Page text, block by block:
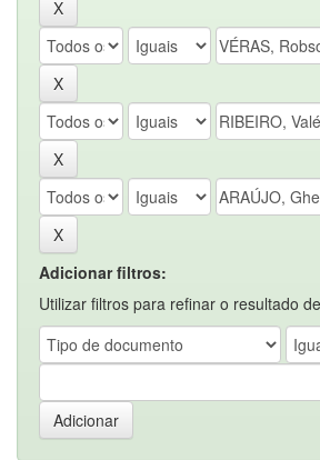
Adicionar filtros:
Utilizar filtros para refinar o resultado